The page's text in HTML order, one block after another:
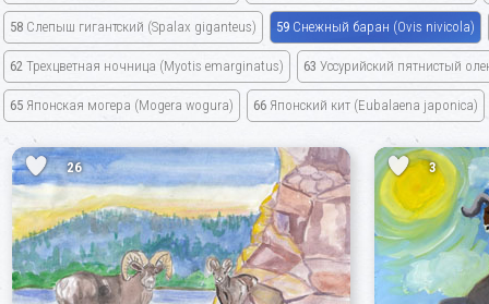
58 Слепыш гигантский (Spalax giganteus) 59 Снежный баран (Ovis nivicola)
62 Трехцветная ночница (Myotis emarginatus) 63 Уссурийский пятнистый
65 Японская могера (Mogera wogura) 66 Японский кит (Eubalaena japonica)
26 3